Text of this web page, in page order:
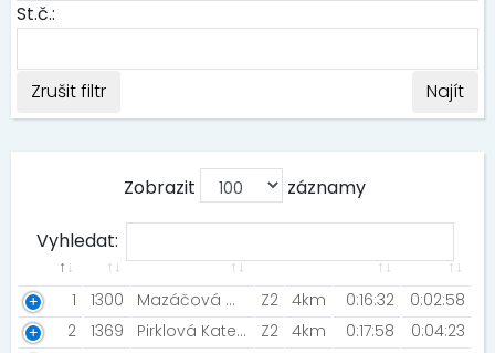
St.č.:
Zrušit filtr Najít
Zobrazit záznamy
Vyhledat:
1 1300 Mazáčová Martina [NN Night Run Team] Z2 4km 0:16:32
0:02:58
2
1369 Pirklová Kateřina [Šneci v běhu] Z2 4km 0:17:58
0:04:23